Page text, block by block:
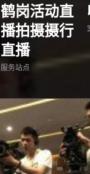
鹤岗活动直
播拍摄摄行
直播
服务站点